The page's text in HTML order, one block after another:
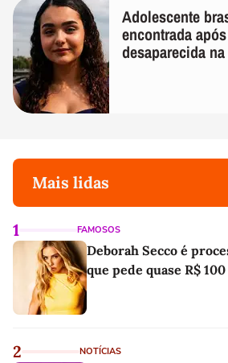
Adolescente
encontrada
desaparecida
Mais lidas
1 FAMOSOS
Deborah Secco é
que pede quase R$
2 NOTÍCIAS